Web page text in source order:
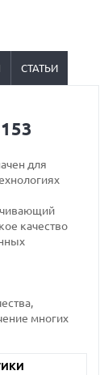
СТАТЬИ
для
качество
многих